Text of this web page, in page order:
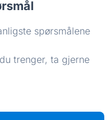
spørsmålene
trenger, ta gjerne